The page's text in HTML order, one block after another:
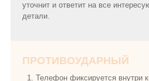
уточнит и ответит на все
детали.
ПРОТИВОУДАРНЫЙ
1. Телефон фиксируется внутри